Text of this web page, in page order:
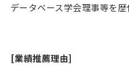
データベース学会理事等を歴
[業績推薦理由]